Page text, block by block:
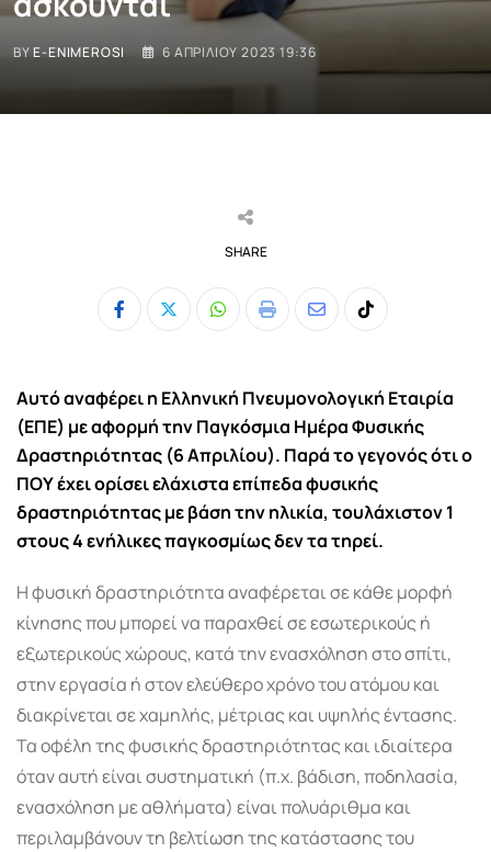
BYE-ENIMEROSI 6 ΑΠΡΙΛΊΟΥ 2023 19:36
SHARE
Whatsapp
Print
ShareTiktok
Αυτό αναφέρει η Ελληνική Πνευμονολογική Εταιρία
(ΕΠΕ) με αφορμή την Παγκόσμια Ημέρα Φυσικής
Δραστηριότητας (6 Απριλίου). Παρά το γεγονός ότι ο
ΠΟΥ έχει ορίσει ελάχιστα επίπεδα φυσικής
δραστηριότητας με βάση την ηλικία, τουλάχιστον 1
στους 4 ενήλικες παγκοσμίως δεν τα τηρεί.
Η φυσική δραστηριότητα αναφέρεται σε κάθε μορφή
κίνησης που μπορεί να παραχθεί σε εσωτερικούς ή
εξωτερικούς χώρους, κατά την ενασχόληση στο σπίτι,
στην εργασία ή στον ελεύθερο χρόνο του ατόμου και
διακρίνεται σε χαμηλής, μέτριας και υψηλής έντασης.
Τα οφέλη της φυσικής δραστηριότητας και ιδιαίτερα
όταν αυτή είναι συστηματική (π.χ. βάδιση, ποδηλασία,
ενασχόληση με αθλήματα) είναι πολυάριθμα και
περιλαμβάνουν τη βελτίωση της κατάστασης του